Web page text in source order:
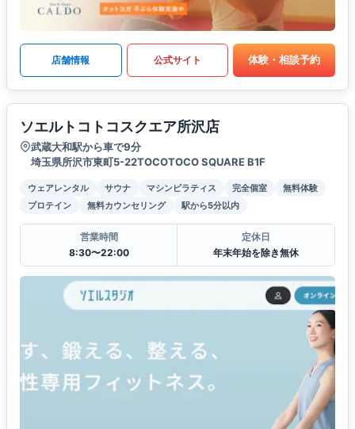
店舗情報 公式サイト 体験・相談予約
ソエルトコトコスクエア所沢店
武蔵大和駅から車で9分
埼玉県所沢市東町5-22TOCOTOCO SQUARE B1F
ウェアレンタル サウナ マシンピラティス 完全個室
無料体験
プロテイン
無料カウンセリング 駅から5分以内
営業時間
8:30〜22:00
定休日
年末年始を除き無休